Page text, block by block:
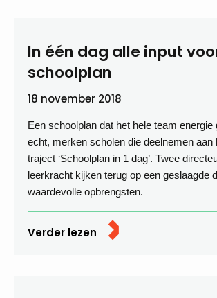
In één dag alle input
schoolplan
18 november 2018
Een schoolplan dat het hele team energie
echt, merken scholen die deelnemen aan
traject ‘Schoolplan in 1 dag’. Twee
leerkracht kijken terug op een geslaagde
waardevolle opbrengsten.
Verder lezen